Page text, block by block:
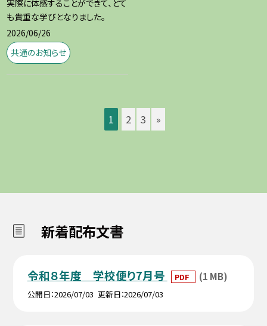
実際に体感することができて、とて
も貴重な学びとなりました。
2026/06/26
共通のお知らせ
1 2 3 »
新着配布文書
令和８年度 学校便り7月号 PDF (1 MB)
公開日 2026/07/03 更新日 2026/07/03